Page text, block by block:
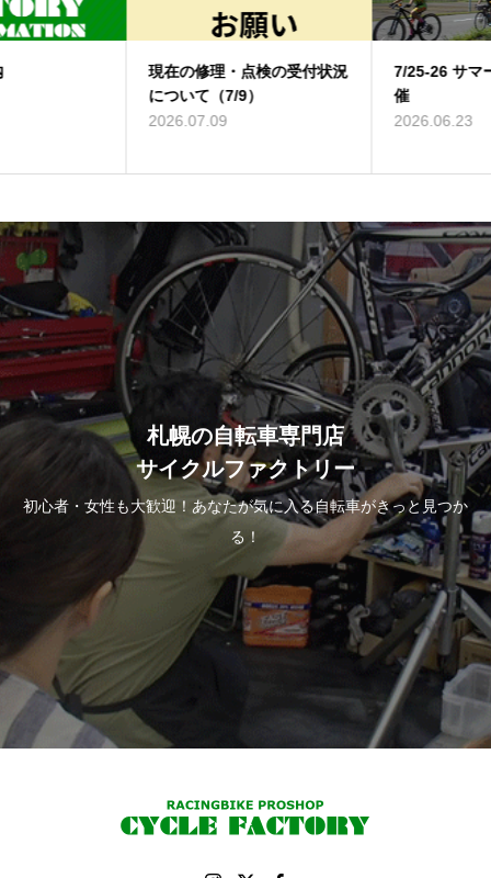
現在の修理・点検の受付状況
7/25-26 サマーツーリング開
札幌の自転車専門店
サイクルファクトリー
初心者・女性も大歓迎！あなたが気に入る自転車がきっと見つか
る！